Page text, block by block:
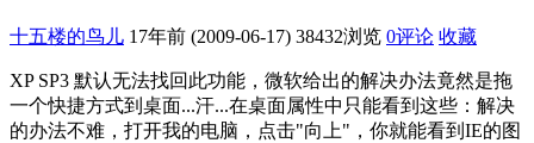
十五楼的鸟儿 17年前 (2009-06-17) 38432浏览 0评论 收藏
XP SP3 默认无法找回此功能，微软给出的解决办法竟然是拖
一个快捷方式到桌面...汗...在桌面属性中只能看到这些：解决
的办法不难，打开我的电脑，点击"向上"，你就能看到IE的图